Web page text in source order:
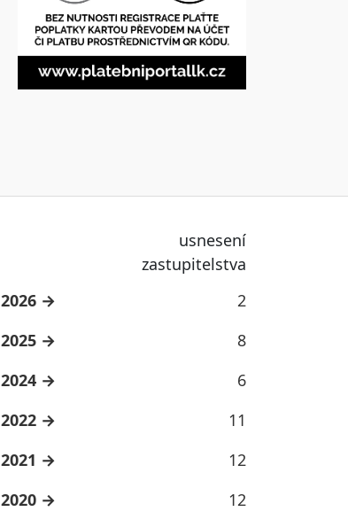
usnesení
zastupitelstva
2026
2
2025
8
2024
6
2022
11
2021
12
2020
12